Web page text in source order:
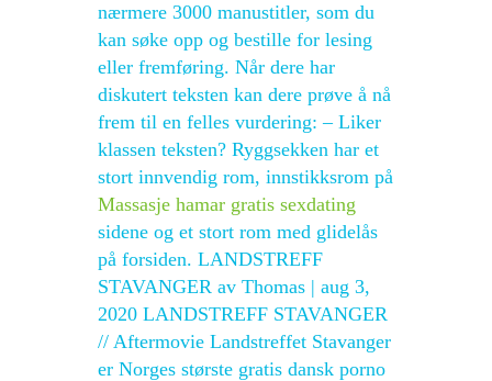
nærmere 3000 manustitler, som du
kan søke opp og bestille for lesing
eller fremføring. Når dere har
diskutert teksten kan dere prøve å nå
frem til en felles vurdering: – Liker
klassen teksten? Ryggsekken har et
stort innvendig rom, innstikksrom på
Massasje hamar gratis sexdating
sidene og et stort rom med glidelås
på forsiden. LANDSTREFF
STAVANGER av Thomas | aug 3,
2020 LANDSTREFF STAVANGER
// Aftermovie Landstreffet Stavanger
er Norges største gratis dansk porno